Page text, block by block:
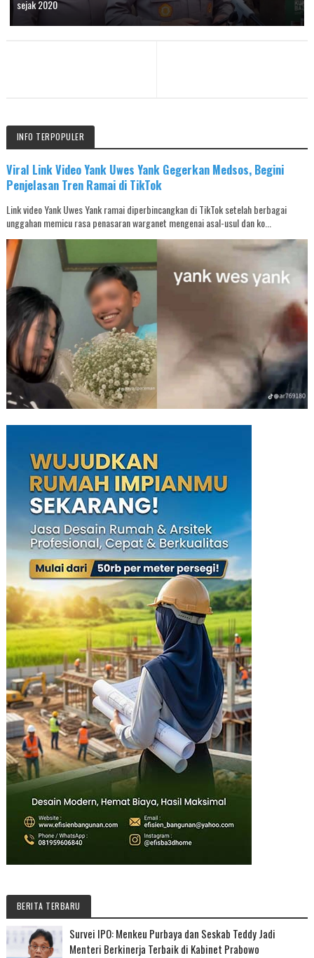
sejak 2020
INFO TERPOPULER
Viral Link Video Yank Uwes Yank Gegerkan Medsos, Begini
Penjelasan Tren Ramai di TikTok
Link video Yank Uwes Yank ramai diperbincangkan di TikTok setelah berbagai
unggahan memicu rasa penasaran warganet mengenai asal-usul dan ko...
BERITA TERBARU
Survei IPO: Menkeu Purbaya dan Seskab Teddy Jadi
Menteri Berkinerja Terbaik di Kabinet Prabowo